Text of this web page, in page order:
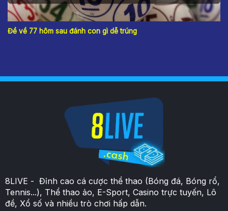
Đề về 77 hôm sau đánh con gì dễ trúng
8LIVE - Đỉnh cao cá cược thể thao (Bóng đá, Bóng rổ,
Tennis...), Thể thao ảo, E-Sport, Casino trực tuyến, Lô
đề, Xổ số và nhiều trò chơi hấp dẫn.